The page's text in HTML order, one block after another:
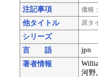
注記事項
価格：
他タイトル
原タ
シリーズ
言 語
jpn
著者情報
河野